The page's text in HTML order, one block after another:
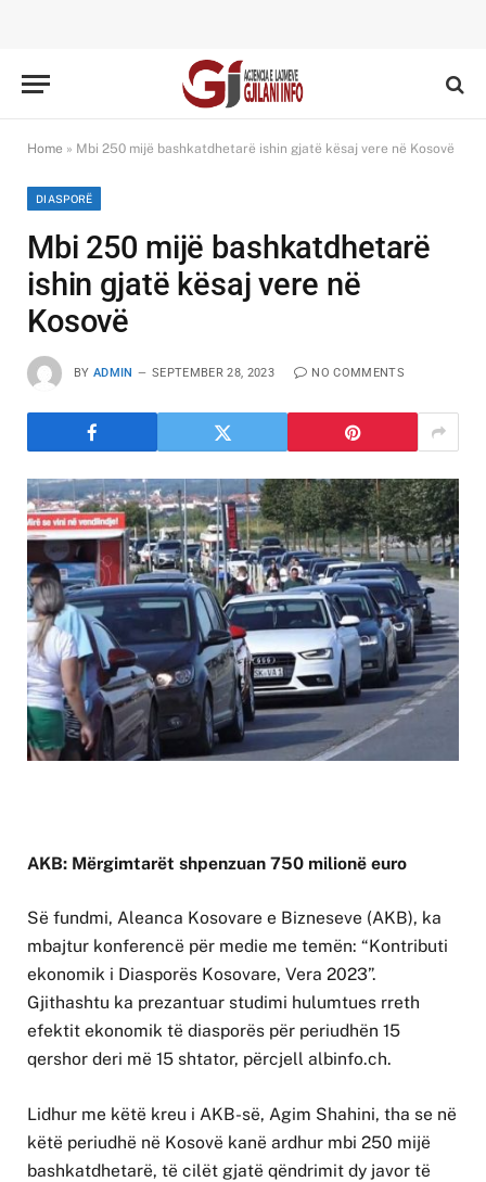
Home » Mbi 250 mijë bashkatdhetarë ishin gjatë kësaj vere në Kosovë
DIASPORË
Mbi 250 mijë bashkatdhetarë
ishin gjatë kësaj vere në
Kosovë
BY ADMIN SEPTEMBER 28, 2023 NO COMMENTS
AKB: Mërgimtarët shpenzuan 750 milionë euro
Së fundmi, Aleanca Kosovare e Bizneseve (AKB), ka
mbajtur konferencë për medie me temën: “Kontributi
ekonomik i Diasporës Kosovare, Vera 2023”.
Gjithashtu ka prezantuar studimi hulumtues rreth
efektit ekonomik të diasporës për periudhën 15
qershor deri më 15 shtator, përcjell albinfo.ch.
Lidhur me këtë kreu i AKB-së, Agim Shahini, tha se në
këtë periudhë në Kosovë kanë ardhur mbi 250 mijë
bashkatdhetarë, të cilët gjatë qëndrimit dy javor të